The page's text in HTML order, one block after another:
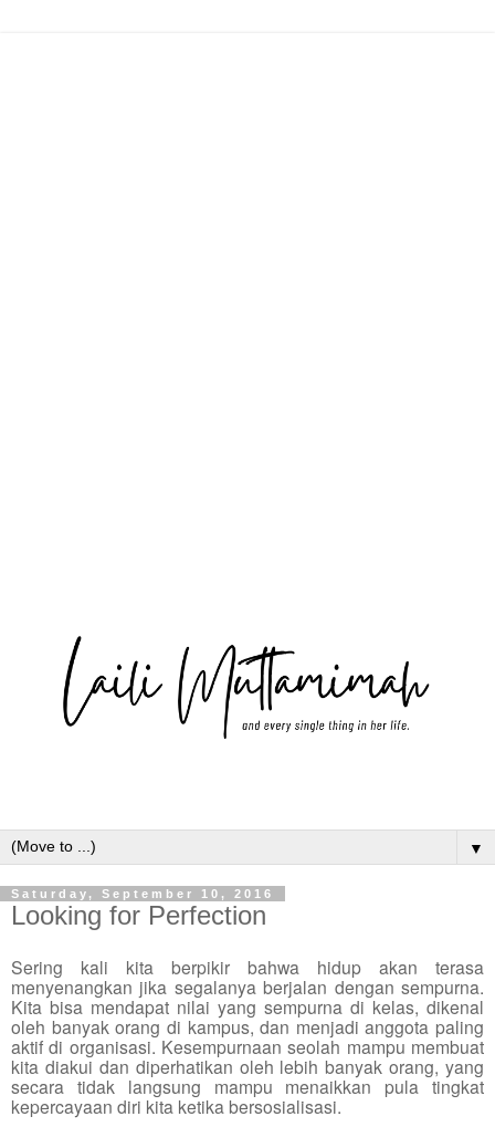
▼
Saturday, September 10, 2016
Looking for Perfection
Sering kali kita berpikir bahwa hidup akan terasa
menyenangkan jika segalanya berjalan dengan sempurna.
Kita bisa mendapat nilai yang sempurna di kelas, dikenal
oleh banyak orang di kampus, dan menjadi anggota paling
aktif di organisasi. Kesempurnaan seolah mampu membuat
kita diakui dan diperhatikan oleh lebih banyak orang, yang
secara tidak langsung mampu menaikkan pula tingkat
kepercayaan diri kita ketika bersosialisasi.